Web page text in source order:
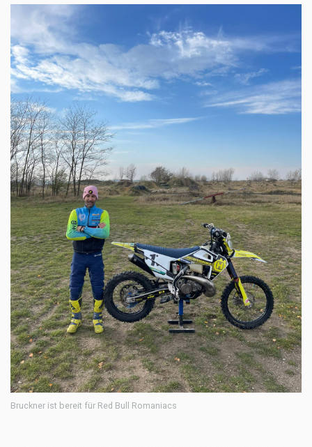
Bruckner ist bereit für Red Bull Romaniacs